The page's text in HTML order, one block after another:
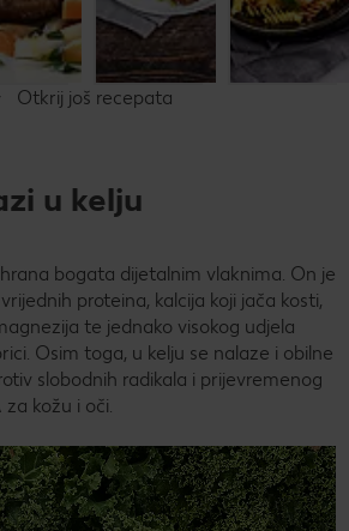
Otkrij još recepata
u kelju
bogata dijetalnim vlaknima. On je
proteina, kalcija koji jača kosti,
te jednako visokog udjela
Osim toga, u kelju se nalaze i obilne
slobodnih radikala i prijevremenog
kožu i oči.